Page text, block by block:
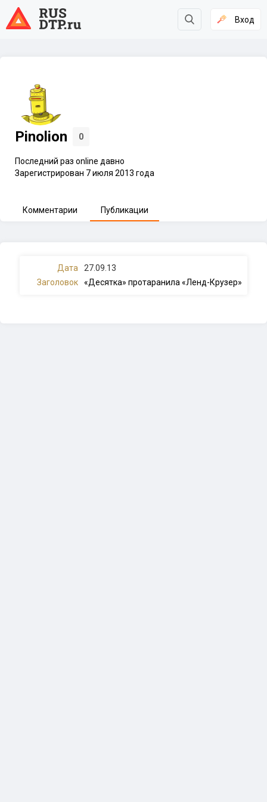
Вход
Pinolion 0
Последний раз online давно
Зарегистрирован 7 июля 2013 года
Комментарии Публикации
27.09.13
«Десятка» протаранила «Ленд-Крузер»